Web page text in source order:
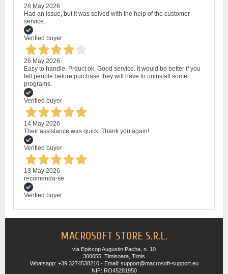
28 May 2026
Had an issue, but it was solved with the help of the customer
service.
Verified buyer
26 May 2026
Easy to handle. Prduct ok. Good service. It would be better if you
tell people before purchase they will have to uninstall some
programs.
Verified buyer
14 May 2026
Their assistance was quick. Thank you again!
Verified buyer
13 May 2026
recomenda-se
Verified buyer
MACROSOFT STORE S.R.L.
via Episcop Augustin Pacha, n. 10
300055, Timisoara, Timis
Whatsapp: +39 3274538210 - Email: support@macrosoft-support.eu
NIF: RO45281950